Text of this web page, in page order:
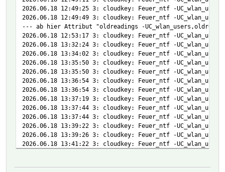
2026.06.18 12:49:25 3: cloudkey: Feuer_ntf -UC_wlan_users
2026.06.18 12:49:49 3: cloudkey: Feuer_ntf -UC_wlan_users
--- ab hier Attribut "oldreadings -
2026.06.18 12:53:17 3: cloudkey: Feuer_ntf -UC_wlan_users
2026.06.18 13:32:24 3: cloudkey: Feuer_ntf -UC_wlan_users
2026.06.18 13:34:02 3: cloudkey: Feuer_ntf -UC_wlan_users
2026.06.18 13:35:50 3: cloudkey: Feuer_ntf -UC_wlan_users
2026.06.18 13:35:50 3: cloudkey: Feuer_ntf -
2026.06.18 13:36:54 3: cloudkey: Feuer_ntf -UC_wlan_users
2026.06.18 13:36:54 3: cloudkey: Feuer_ntf -
2026.06.18 13:37:19 3: cloudkey: Feuer_ntf -UC_wlan_users
2026.06.18 13:37:44 3: cloudkey: Feuer_ntf -UC_wlan_users
2026.06.18 13:37:44 3: cloudkey: Feuer_ntf -
2026.06.18 13:39:22 3: cloudkey: Feuer_ntf -UC_wlan_users
2026.06.18 13:39:26 3: cloudkey: Feuer_ntf -UC_wlan_users
2026.06.18 13:41:22 3: cloudkey: Feuer_ntf -UC_wlan_users